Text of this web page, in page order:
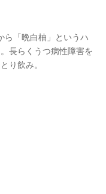
ら「晩白柚」というハ
長らくうつ病性障害を
り飲み。